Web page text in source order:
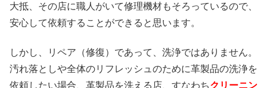
大抵、その店に職人がいて修理機材もそろっているので、
安心して依頼することができると思います。
しかし、リペア（修復）であって、洗浄ではありません。
汚れ落としや全体のリフレッシュのために革製品の洗浄を
依頼したい場合、革製品を洗える店、すなわちクリーニン